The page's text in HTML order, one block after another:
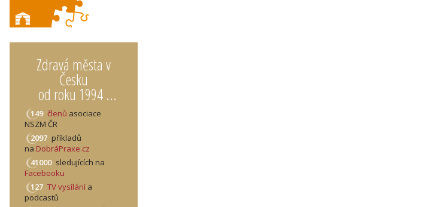
Zdravá města v
Česku
od roku 1994 ...
149 členů asociace
NSZM ČR
2097 příkladů
na DobráPraxe.cz
41000 sledujících na
Facebooku
127 TV vysílání a
podcastů